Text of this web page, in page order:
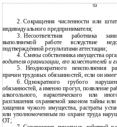
53
2. Сокращения численности или
индивидуального предпринимателя;
3. Несоответствия работника
выполняемой работе вследствие
подтверждённой результатами аттестации;
4. Смены собственника имущества
водителя организации, его заместителей и
5.
Неоднократного неисполнения
причин трудовых обязанностей, если он
6.
Однократного грубого
обязанностей, а именно прогул, появление
алкогольного, наркотического или
разглашения охраняемой законом тайны
хищения чужого имущества, растраты
или уполномоченным по охране труда
ОТ;